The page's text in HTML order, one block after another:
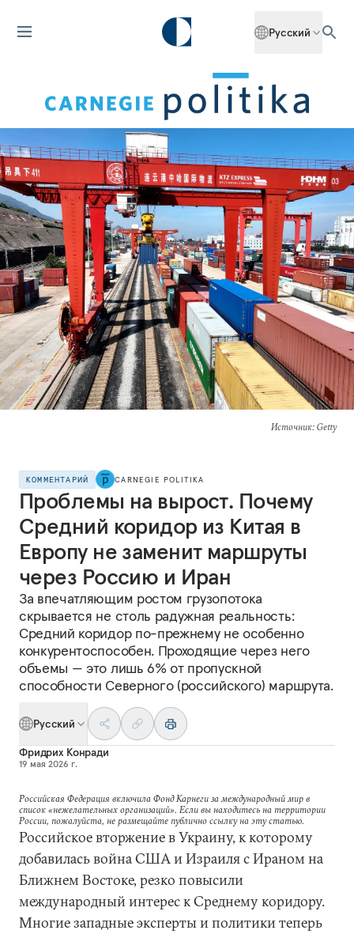
Русский
Источник: Getty
КОММЕНТАРИЙ CARNEGIE POLITIKA
Проблемы на вырост. Почему
Средний коридор из Китая в
Европу не заменит маршруты
через Россию и Иран
За впечатляющим ростом грузопотока
скрывается не столь радужная реальность:
Средний коридор по-прежнему не особенно
конкурентоспособен. Проходящие через него
объемы — это лишь 6% от пропускной
способности Северного (российского) маршрута.
Русский
Фридрих Конради
19 мая 2026 г.
Российская Федерация включила Фонд Карнеги за международный мир в
список «нежелательных организаций». Если вы находитесь на территории
России, пожалуйста, не размещайте публично ссылку на эту статью.
Российское вторжение в Украину, к которому
добавилась война США и Израиля с Ираном на
Ближнем Востоке, резко повысили
международный интерес к Среднему коридору.
Многие западные эксперты и политики теперь